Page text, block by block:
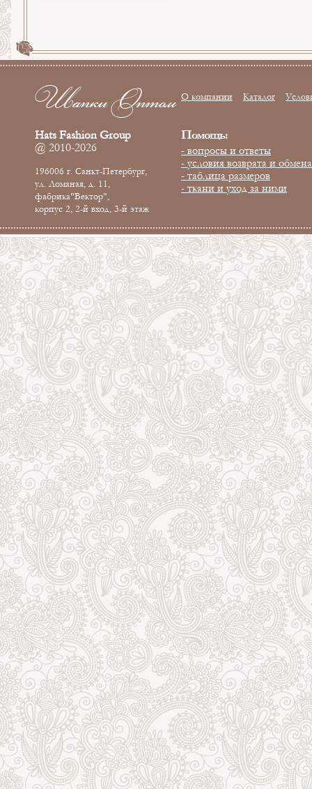
Hats Fashion Group
@ 2010-2026
196006 г. Санкт-Петербург,
ул. Ломаная, д. 11,
фабрика"Вектор",
корпус 2, 2-й вход, 3-й этаж
О компании Каталог
Помощь:
- вопросы и ответы
- условия возврата и обмена
- таблица размеров
- ткани и уход за ними